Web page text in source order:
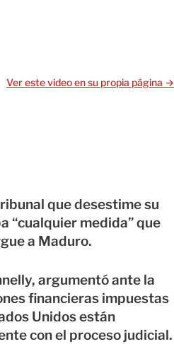
Ver este video en su propia página →
que desestime su
“cualquier medida” que
a Maduro.
argumentó ante la
financieras impuestas
Unidos están
con el proceso judicial.